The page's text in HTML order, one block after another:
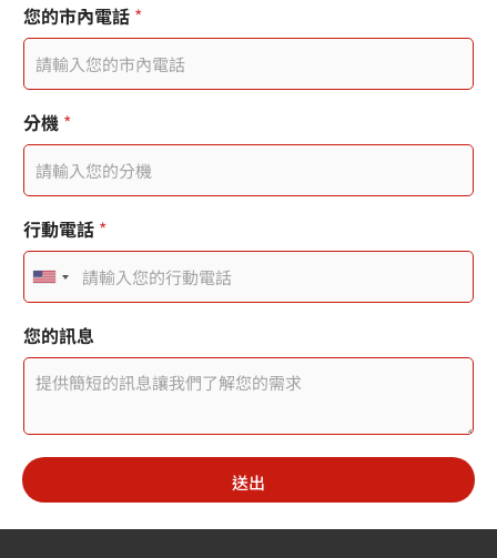
的
姓
名
日
期
戳
記
P
您
的
姓
名
您的市內電話 *
分機 *
行動電話 *
U
n
i
t
e
d
S
t
您的訊息
送出